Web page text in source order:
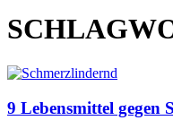
9 Lebensmittel gegen